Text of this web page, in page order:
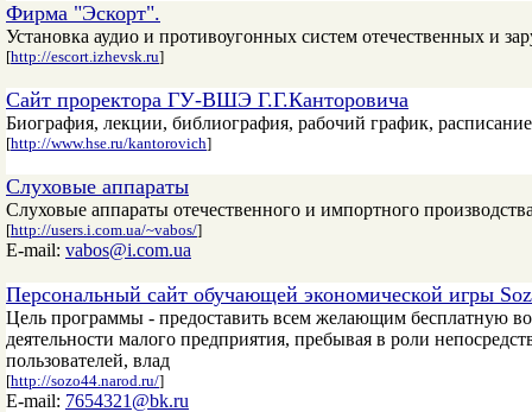
Фирма "Эскорт".
Установка аудио и противоугонных систем отечественных и
[http://escort.izhevsk.ru]
Сайт проректора ГУ-ВШЭ Г.Г.Канторовича
Биография, лекции, библиография, рабочий график,
[http://www.hse.ru/kantorovich]
Слуховые аппараты
Слуховые аппараты отечественного и импортного
[http://users.i.com.ua/~vabos/]
E-mail: vabos@i.com.ua
Персональный сайт обучающей экономической игры
Цель программы - предоставить всем желающим бесплатную
деятельности малого предприятия, пребывая в роли
пользователей, влад
[http://sozo44.narod.ru/]
E-mail: 7654321@bk.ru